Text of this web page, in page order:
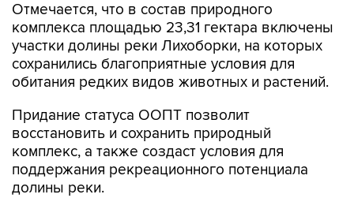
Отмечается, что в состав природного
комплекса площадью 23,31 гектара включены
участки долины реки Лихоборки, на которых
сохранились благоприятные условия для
обитания редких видов животных и растений.
Придание статуса ООПТ позволит
восстановить и сохранить природный
комплекс, а также создаст условия для
поддержания рекреационного потенциала
долины реки.